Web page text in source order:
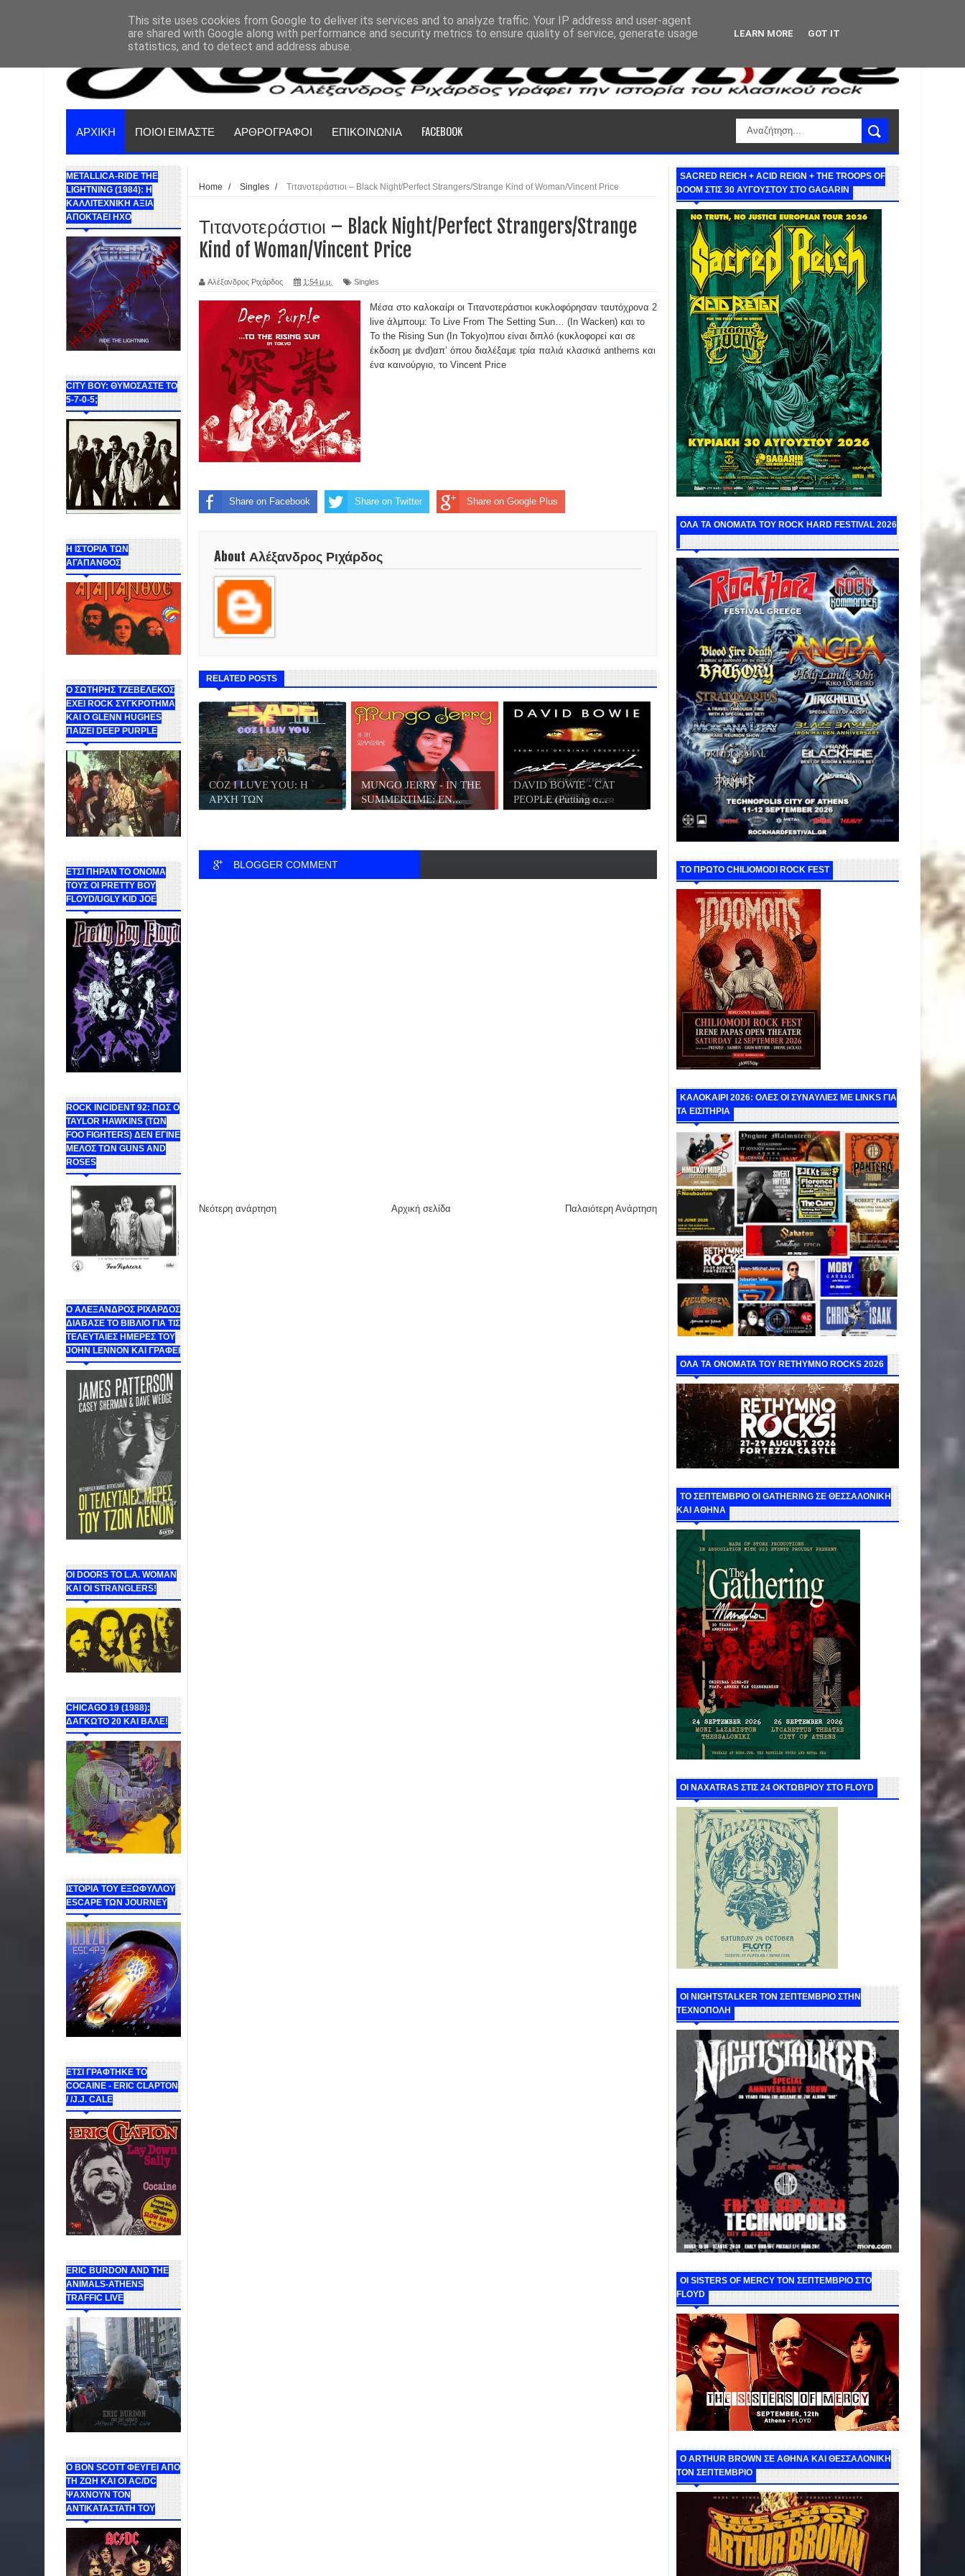
ΑΡΧΙΚΗ ΠΟΙΟΙ ΕΙΜΑΣΤΕ ΑΡΘΡΟΓΡΑΦΟΙ ΕΠΙΚΟΙΝΩΝΙΑ FACEBOOK
METALLICA-RIDE THE
LIGHTNING (1984): Η
ΚΑΛΛΙΤΕΧΝΙΚΗ ΑΞΙΑ
ΑΠΟΚΤΑΕΙ ΗΧΟ
CITY BOY: ΘΥΜΟΣΑΣΤΕ ΤΟ
5-7-0-5;
Η ΙΣΤΟΡΙΑ ΤΩΝ
ΑΓΑΠΑΝΘΟΣ
Ο ΣΩΤΗΡΗΣ ΤΖΕΒΕΛΕΚΟΣ
ΕΧΕΙ ROCK ΣΥΓΚΡΟΤΗΜΑ
ΚΑΙ Ο GLENN HUGHES
ΠΑΙΖΕΙ DEEP PURPLE
ΕΤΣΙ ΠΗΡΑΝ ΤΟ ΟΝΟΜΑ
ΤΟΥΣ ΟΙ PRETTY BOY
FLOYD/UGLY KID JOE
ROCK INCIDENT 92: ΠΩΣ Ο
TAYLOR HAWKINS (ΤΩΝ
FOO FIGHTERS) ΔΕΝ ΕΓΙΝΕ
ΜΕΛΟΣ ΤΩΝ GUNS AND
ROSES
Ο ΑΛΕΞΑΝΔΡΟΣ ΡΙΧΑΡΔΟΣ
ΔΙΑΒΑΣΕ ΤΟ ΒΙΒΛΙΟ ΓΙΑ ΤΙΣ
ΤΕΛΕΥΤΑΙΕΣ ΗΜΕΡΕΣ ΤΟΥ
JOHN LENNON ΚΑΙ ΓΡΑΦΕΙ
ΟΙ DOORS ΤΟ L.A. WOMAN
KAI OI STRANGLERS!
CHICAGO 19 (1988):
ΔΑΓΚΩΤΟ 20 ΚΑΙ ΒΑΛΕ!
ΙΣΤΟΡΙΑ ΤΟΥ ΕΞΩΦΥΛΛΟΥ
ESCAPE ΤΩΝ JOURNEY
ΕΤΣΙ ΓΡΑΦΤΗΚΕ ΤΟ
COCAINE - ERIC CLAPTON
/ /J.J. CALE
ERIC BURDON AND THE
ANIMALS-ATHENS
TRAFFIC LIVE
Ο BON SCOTT ΦΕΥΓΕΙ ΑΠΟ
ΤΗ ΖΩΗ ΚΑΙ ΟΙ AC/DC
ΨΑΧΝΟΥΝ ΤΟΝ
ΑΝΤΙΚΑΤΑΣΤΑΤΗ ΤΟΥ
Home / Singles / Τιτανοτεράστιοι – Black Night/Perfect Strangers/Strange Kind of Woman/Vincent Price
Τιτανοτεράστιοι – Black Night/Perfect Strangers/Strange
Kind of Woman/Vincent Price
Αλέξανδρος Ριχάρδος 1:54 μ.μ. Singles
Μέσα στο καλοκαίρι οι Τιτανοτεράστιοι κυκλοφόρησαν ταυτόχρονα 2
live άλμπουμ: To Live From The Setting Sun… (In Wacken) και το
To the Rising Sun (In Tokyo)που είναι διπλό (κυκλοφορεί και σε
έκδοση με dvd)απ’ όπου διαλέξαμε τρία παλιά κλασικά anthems και
ένα καινούργιο, το Vincent Price
Share on Facebook Share on Twitter Share on Google Plus
About Αλέξανδρος Ριχάρδος
RELATED POSTS
COZ I LUVE YOU: Η
ΑΡΧΗ ΤΩΝ
ΗΘΕΛΗΜΕΝ...
ΜUNGO JERRY - IN THE
SUMMERTIME: ΕΝ...
DAVID BOWIE - CAT
PEOPLE (Putting o...
BLOGGER COMMENT
Νεότερη ανάρτηση Παλαιότερη Ανάρτηση
Αρχική σελίδα
SACRED REICH + ACID REIGN + THE TROOPS OF
DOOM ΣΤΙΣ 30 ΑΥΓΟΥΣΤΟΥ ΣΤΟ GAGARIN
ΟΛΑ ΤΑ ΟΝΟΜΑΤΑ ΤΟΥ ROCK HARD FESTIVAL 2026
ΤΟ ΠΡΩΤΟ CHILIOMODI ROCK FEST
ΚΑΛΟΚΑΙΡΙ 2026: ΟΛΕΣ ΟΙ ΣΥΝΑΥΛΙΕΣ ΜΕ LINKS ΓΙΑ
ΤΑ ΕΙΣΙΤΗΡΙΑ
ΟΛΑ ΤΑ ΟΝΟΜΑΤΑ ΤΟΥ RETHYMNO ROCKS 2026
ΤΟ ΣΕΠΤΕΜΒΡΙΟ ΟΙ GATHERING ΣΕ ΘΕΣΣΑΛΟΝΙΚΗ
ΚΑΙ ΑΘΗΝΑ
ΟΙ NAXATRAS ΣΤΙΣ 24 ΟΚΤΩΒΡΙΟΥ ΣΤΟ FLOYD
ΟΙ NIGHTSTALKER ΤΟΝ ΣΕΠΤΕΜΒΡΙΟ ΣΤΗΝ
ΤΕΧΝΟΠΟΛΗ
ΟΙ SISTERS OF MERCY ΤΟΝ ΣΕΠΤΕΜΒΡΙΟ ΣΤΟ
FLOYD
O ARTHUR BROWN ΣΕ ΑΘΗΝΑ ΚΑΙ ΘΕΣΣΑΛΟΝΙΚΗ
ΤΟΝ ΣΕΠΤΕΜΒΡΙΟ
This site uses cookies from Google to deliver its services and to analyze traffic. Your IP address and user-agent
are shared with Google along with performance and security metrics to ensure quality of service, generate usage
statistics, and to detect and address abuse.
LEARN MORE GOT IT